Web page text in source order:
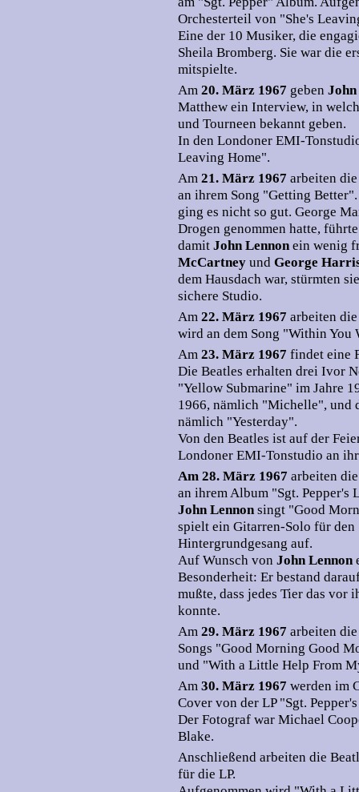
Orchesterteil von "She's
Eine der 10 Musiker, die
Sheila Bromberg. Sie war die
mitspielte.
Am 20. März 1967 geben
Matthew ein Interview, in
und Tourneen bekannt geben.
In den Londoner EMI-
Leaving Home".
Am 21. März 1967 arbeiten
an ihrem Song "Getting
ging es nicht so gut. George
Drogen genommen hatte,
damit John Lennonein wenig
McCartney und George
dem Hausdach war, stürmten
sichere Studio.
Am 22. März 1967 arbeiten
wird an dem Song "Within You
Am 23. März 1967 findet eine
Die Beatles erhalten drei Ivor
"Yellow Submarine" im Jahre
1966, nämlich "Michelle", und
nämlich "Yesterday".
Von den Beatles ist auf der
Londoner EMI-Tonstudio an
Am 28. März 1967 arbeiten
an ihrem Album "Sgt. Pepper's
John Lennonsingt "Good
spielt ein Gitarren-Solo für den
Hintergrundgesang auf.
Auf Wunsch von John Lennon
Besonderheit: Er bestand
mußte, dass jedes Tier das vor
konnte.
Am 29. März 1967 arbeiten
Songs "Good Morning Good
und "With a Little Help From
Am 30. März 1967 werden im
Cover von der LP "Sgt.
Der Fotograf war Michael
Blake.
Anschließend arbeiten die
für die LP.